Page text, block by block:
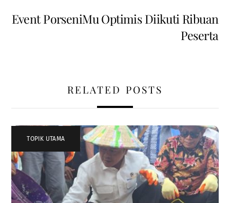
Event PorseniMu Optimis Diikuti Ribuan
Peserta
RELATED POSTS
TOPIK UTAMA